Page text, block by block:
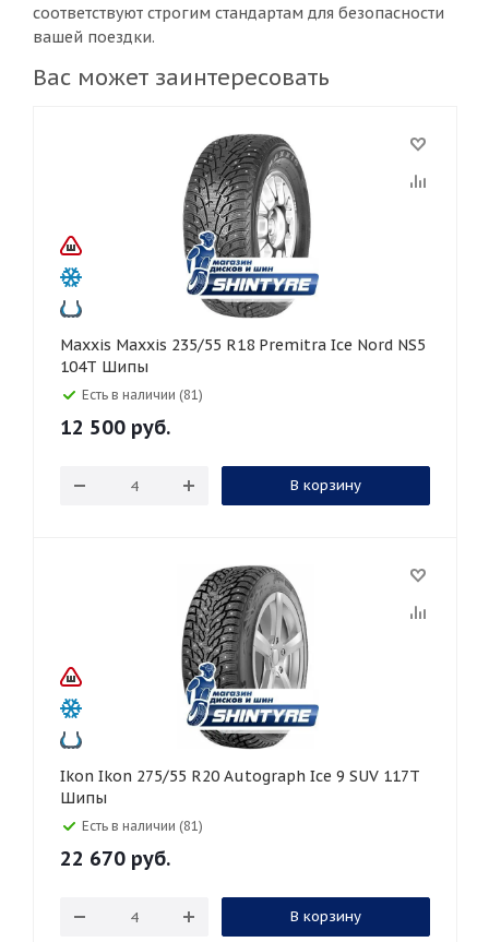
соответствуют строгим стандартам для безопасности
вашей поездки.
Вас может заинтересовать
Maxxis Maxxis 235/55 R18 Premitra Ice Nord NS5
104T Шипы
Есть в наличии (81)
12 500 руб.
В корзину
Ikon Ikon 275/55 R20 Autograph Ice 9 SUV 117T
Шипы
Есть в наличии (81)
22 670 руб.
В корзину